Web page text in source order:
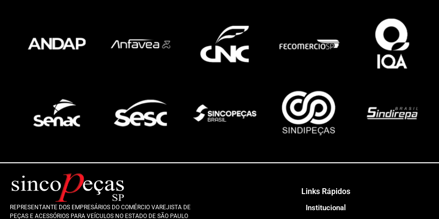
REPRESENTANTE DOS EMPRESÁRIOS DO COMÉRCIO VAREJISTA DE
PEÇAS E ACESSÓRIOS PARA VEÍCULOS NO ESTADO DE SÃO PAULO
Links Rápidos
Institucional